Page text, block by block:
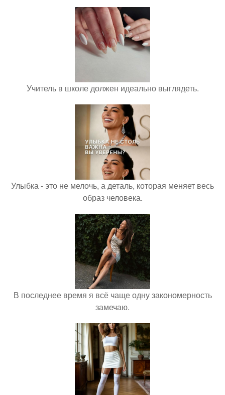
Учитель в школе должен идеально выглядеть.
Улыбка - это не мелочь, а деталь, которая меняет весь
образ человека.
В последнее время я всё чаще одну закономерность
замечаю.